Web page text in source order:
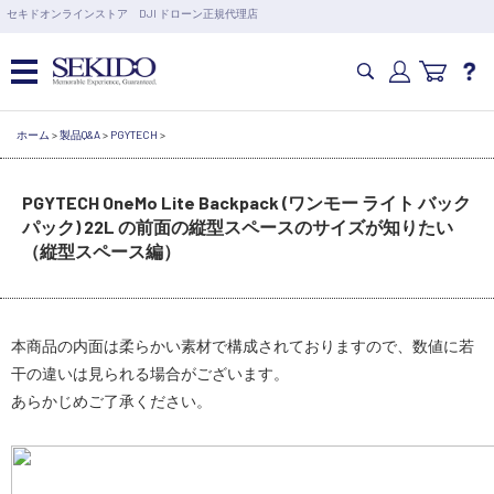
セキドオンラインストア DJI ドローン正規代理店
営業日の15時まで即日出荷
6,000円以上のご購入で送料無料！ポイント1%還元 >>
カメラドローン・生活家電
カメラ・スタビライザー
水中ドローン(ROV)・水中スクーター
RC・ロボット部品
ホーム >製品Q&A> PGYTECH >
PGYTECH OneMo Lite Backpack (ワンモー ライト バック
パック) 22L の前面の縦型スペースのサイズが知りたい
（縦型スペース編）
本商品の内面は柔らかい素材で構成されておりますので、数値に若
干の違いは見られる場合がございます。
あらかじめご了承ください。